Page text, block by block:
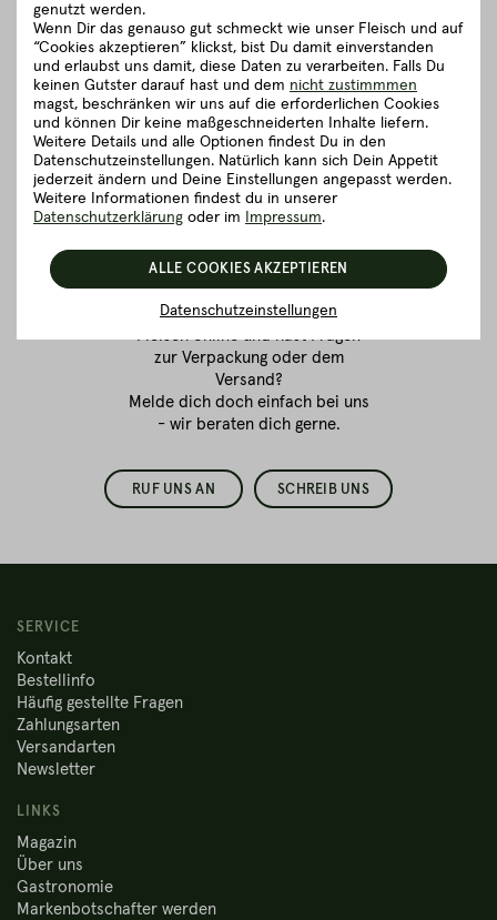
Fleischkauf ist
Wir sind für dich da!
Du bestellst zum ersten Mal
Fleisch onlineund hast Fragen
zur Verpackung oder dem
Versand?
Melde dich doch einfach bei uns
- wir beraten dich gerne.
RUF UNS AN SCHREIB UNS
SERVICE
Kontakt
Bestellinfo
Häufig gestellte Fragen
Zahlungsarten
Versandarten
Newsletter
LINKS
Magazin
Über uns
Gastronomie
Markenbotschafter werden
genutzt werden.
Wenn Dir das genauso gut schmeckt wie unser Fleisch und auf
“Cookies akzeptieren” klickst, bist Du damit einverstanden
und erlaubst uns damit, diese Daten zu verarbeiten. Falls Du
keinen Gutster darauf hast und dem nicht zustimmmen
magst, beschränken wir uns auf die erforderlichen Cookies
und können Dir keine maßgeschneiderten Inhalte liefern.
Weitere Details und alle Optionen findest Du in den
Datenschutzeinstellungen. Natürlich kann sich Dein Appetit
jederzeit ändern und Deine Einstellungen angepasst werden.
Weitere Informationen findest du in unserer
Datenschutzerklärung oder im Impressum.
Datenschutzeinstellungen
ALLE COOKIES AKZEPTIEREN